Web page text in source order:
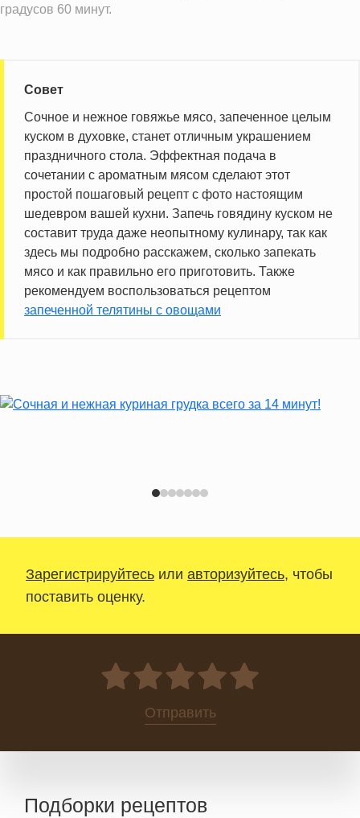
градусов 60 минут.
Совет
Сочное и нежное говяжье мясо, запеченное целым
куском в духовке, станет отличным украшением
праздничного стола. Эффектная подача в
сочетании с ароматным мясом сделают этот
простой пошаговый рецепт с фото настоящим
шедевром вашей кухни. Запечь говядину куском не
составит труда даже неопытному кулинару, так как
здесь мы подробно расскажем, сколько запекать
мясо и как правильно его приготовить. Также
рекомендуем воспользоваться рецептом
запеченной телятины с овощами
Зарегистрируйтесь или авторизуйтесь, чтобы
поставить оценку.
0
Отправить
Подборки рецептов